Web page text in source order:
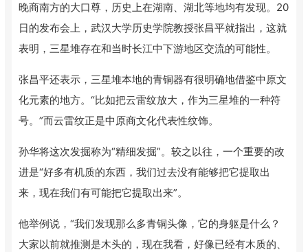
晚商南方的大口尊，历史上在湖南、湖北等地均有发现。20
日的发布会上，武汉大学历史学院教授张昌平就指出，这就
表明，三星堆存在和当时长江中下游地区交流的可能性。
张昌平还表示，三星堆本地的青铜器有很明确地借鉴中原文
化元素的地方。“比如把云雷纹放大，作为三星堆的一种符
号。”而云雷纹正是中原商文化代表性纹饰。
孙华将这次发掘称为“精细发掘”。较之以往，一个重要的改
进是“好多有机质的东西，我们过去没有能够把它提取出
来，现在我们有可能把它提取出来”。
他举例说，“我们发现那么多青铜头像，它的身躯是什么？
大家以前就推测是木头的，现在我看，好像已经有木质的、